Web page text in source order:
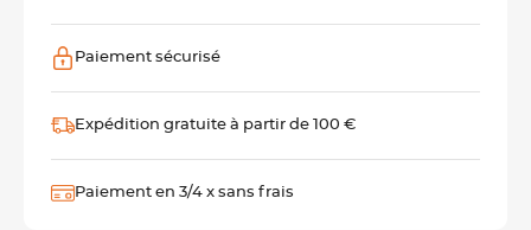
Paiement sécurisé
Expédition gratuite à partir de 100 €
Paiement en 3/4 x sans frais